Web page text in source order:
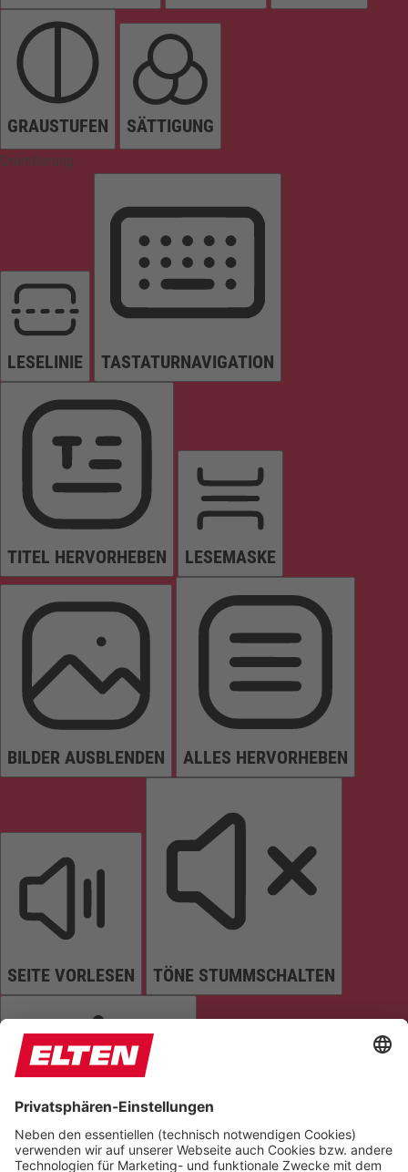
GRAUSTUFEN SÄTTIGUNG
Orientierung
LESELINIE TASTATURNAVIGATION
TITEL HERVORHEBEN LESEMASKE
BILDER AUSBLENDEN ALLES HERVORHEBEN
SEITE VORLESEN TÖNE STUMMSCHALTEN